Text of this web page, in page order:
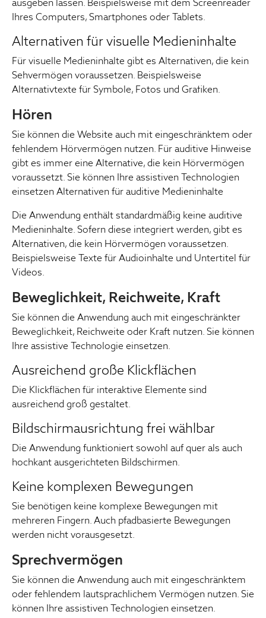
ausgeben lassen. Beispielsweise mit dem Screenreader
Ihres Computers, Smartphones oder Tablets.
Alternativen für visuelle Medieninhalte
Für visuelle Medieninhalte gibt es Alternativen, die kein
Sehvermögen voraussetzen. Beispielsweise
Alternativtexte für Symbole, Fotos und Grafiken.
Hören
Sie können die Website auch mit eingeschränktem oder
fehlendem Hörvermögen nutzen. Für auditive Hinweise
gibt es immer eine Alternative, die kein Hörvermögen
voraussetzt. Sie können Ihre assistiven Technologien
einsetzen Alternativen für auditive Medieninhalte
Die Anwendung enthält standardmäßig keine auditive
Medieninhalte. Sofern diese integriert werden, gibt es
Alternativen, die kein Hörvermögen voraussetzen.
Beispielsweise Texte für Audioinhalte und Untertitel für
Videos.
Beweglichkeit, Reichweite, Kraft
Sie können die Anwendung auch mit eingeschränkter
Beweglichkeit, Reichweite oder Kraft nutzen. Sie können
Ihre assistive Technologie einsetzen.
Ausreichend große Klickflächen
Die Klickflächen für interaktive Elemente sind
ausreichend groß gestaltet.
Bildschirmausrichtung frei wählbar
Die Anwendung funktioniert sowohl auf quer als auch
hochkant ausgerichteten Bildschirmen.
Keine komplexen Bewegungen
Sie benötigen keine komplexe Bewegungen mit
mehreren Fingern. Auch pfadbasierte Bewegungen
werden nicht vorausgesetzt.
Sprechvermögen
Sie können die Anwendung auch mit eingeschränktem
oder fehlendem lautsprachlichem Vermögen nutzen. Sie
können Ihre assistiven Technologien einsetzen.